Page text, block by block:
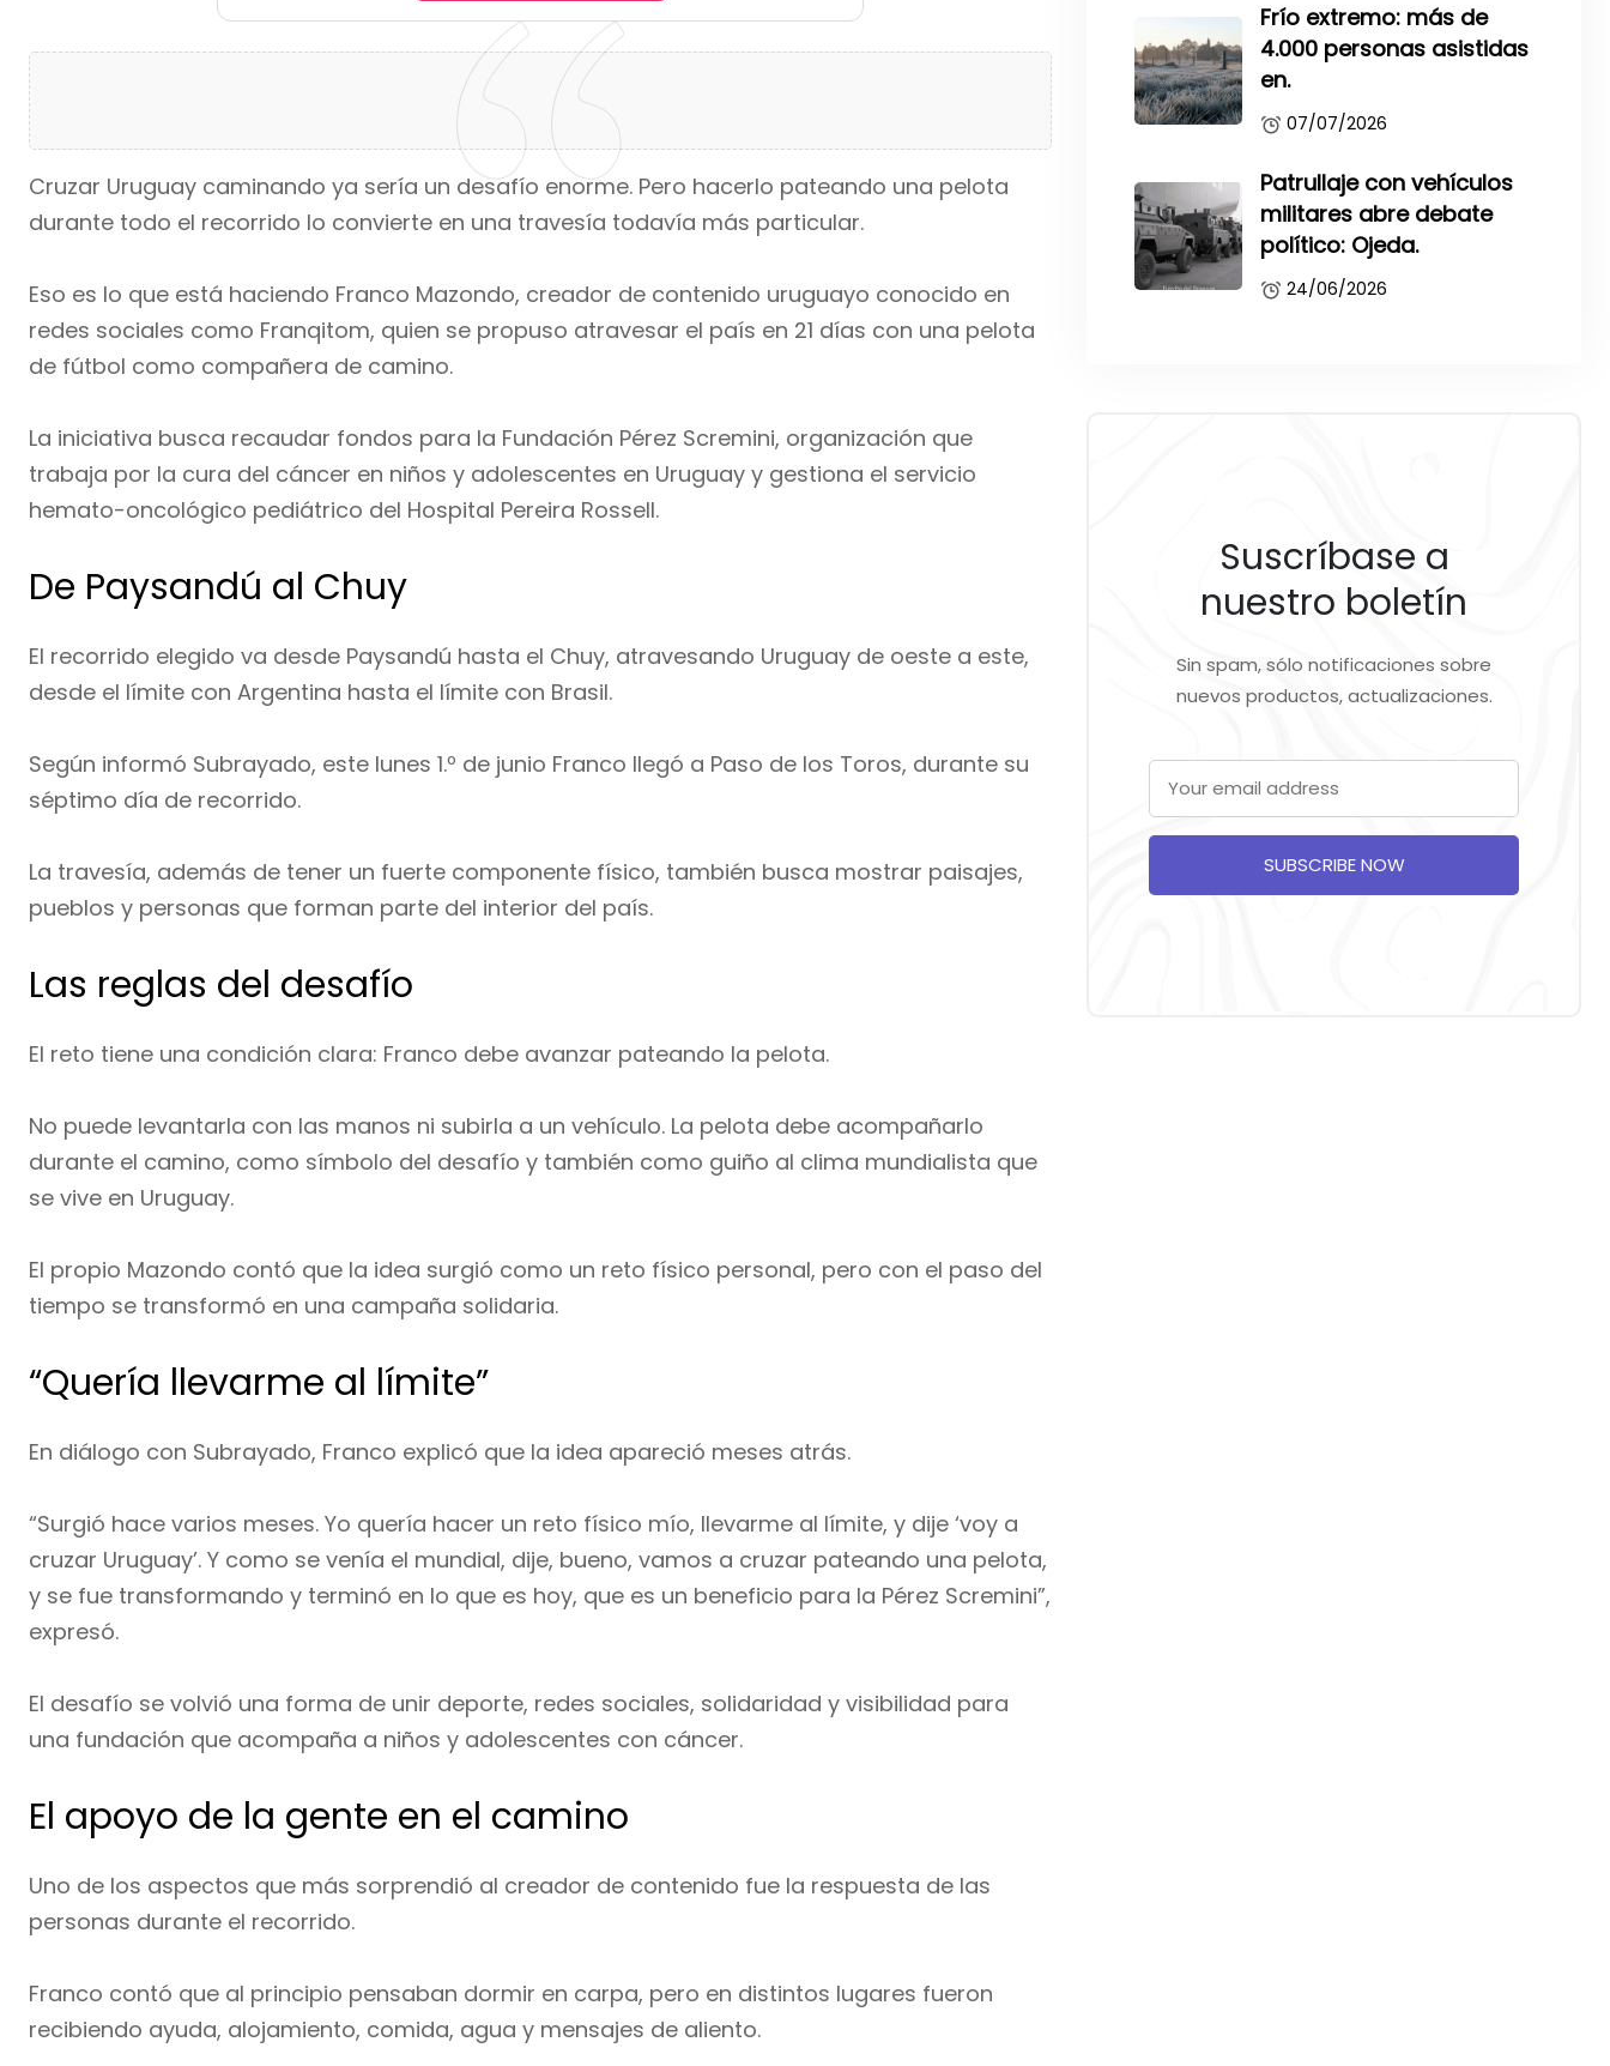
Cruzar Uruguay caminando ya sería un desafío enorme. Pero hacerlo pateando una pelota
durante todo el recorrido lo convierte en una travesía todavía más particular.
Eso es lo que está haciendo Franco Mazondo, creador de contenido uruguayo conocido en
redes sociales como Franqitom, quien se propuso atravesar el país en 21 días con una pelota
de fútbol como compañera de camino.
La iniciativa busca recaudar fondos para la Fundación Pérez Scremini, organización que
trabaja por la cura del cáncer en niños y adolescentes en Uruguay y gestiona el servicio
hemato-oncológico pediátrico del Hospital Pereira Rossell.
De Paysandú al Chuy
El recorrido elegido va desde Paysandú hasta el Chuy, atravesando Uruguay de oeste a este,
desde el límite con Argentina hasta el límite con Brasil.
Según informó Subrayado, este lunes 1.º de junio Franco llegó a Paso de los Toros, durante su
séptimo día de recorrido.
La travesía, además de tener un fuerte componente físico, también busca mostrar paisajes,
pueblos y personas que forman parte del interior del país.
Las reglas del desafío
El reto tiene una condición clara: Franco debe avanzar pateando la pelota.
No puede levantarla con las manos ni subirla a un vehículo. La pelota debe acompañarlo
durante el camino, como símbolo del desafío y también como guiño al clima mundialista que
se vive en Uruguay.
El propio Mazondo contó que la idea surgió como un reto físico personal, pero con el paso del
tiempo se transformó en una campaña solidaria.
“Quería llevarme al límite”
En diálogo con Subrayado, Franco explicó que la idea apareció meses atrás.
“Surgió hace varios meses. Yo quería hacer un reto físico mío, llevarme al límite, y dije ‘voy a
cruzar Uruguay’. Y como se venía el mundial, dije, bueno, vamos a cruzar pateando una pelota,
y se fue transformando y terminó en lo que es hoy, que es un beneficio para la Pérez Scremini”,
expresó.
El desafío se volvió una forma de unir deporte, redes sociales, solidaridad y visibilidad para
una fundación que acompaña a niños y adolescentes con cáncer.
El apoyo de la gente en el camino
Uno de los aspectos que más sorprendió al creador de contenido fue la respuesta de las
personas durante el recorrido.
Franco contó que al principio pensaban dormir en carpa, pero en distintos lugares fueron
recibiendo ayuda, alojamiento, comida, agua y mensajes de aliento.
Frío extremo: más de
4.000 personas asistidas
en.
07/07/2026
Patrullaje con vehículos
militares abre debate
político: Ojeda.
24/06/2026
Suscríbase a
nuestro boletín
Sin spam, sólo notificaciones sobre
nuevos productos, actualizaciones.
SUBSCRIBE NOW